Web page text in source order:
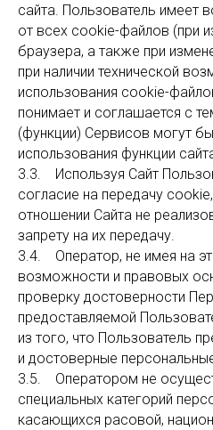
сайта. Пользователь имеет
от всех cookie-файлов (при
браузера, а также при
при наличии технической
использования cookie-
понимает и соглашается с
(функции) Сервисов могут
использования функции
3.3. Используя Сайт
согласие на передачу
отношении Сайта не
запрету на их передачу.
3.4. Оператор, не имея на
возможности и правовых
проверку достоверности
предоставляемой
из того, что Пользователь
и достоверные
3.5. Оператором не
специальных категорий
касающихся расовой,